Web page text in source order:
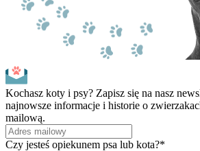
Kochasz koty i psy? Zapisz się na nasz
najnowsze informacje i historie o
mailową.
Czy jesteś opiekunem psa lub kota?*